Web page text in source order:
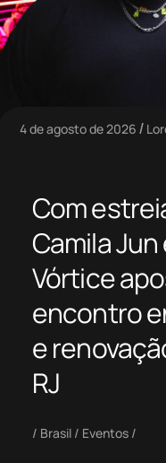
4 de agosto de 2026
Com
Camila
Vórtice
encontro
e
RJ
Brasil Eventos